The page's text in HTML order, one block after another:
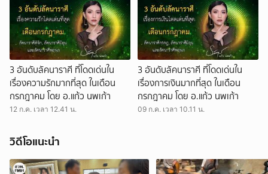
3 อันดับลัคนาราศี ที่โดดเด่นใน
เรื่องความรักมากที่สุด ในเดือน
กรกฎาคม โดย อ.แก้ว นพเก้า
12 ก.ค. เวลา 12.41 น.
3 อันดับลัคนาราศี ที่โดดเด่นใน
เรื่องการเงินมากที่สุด ในเดือน
กรกฎาคม โดย อ.แก้ว นพเก้า
09 ก.ค. เวลา 10.11 น.
วิดีโอแนะนำ